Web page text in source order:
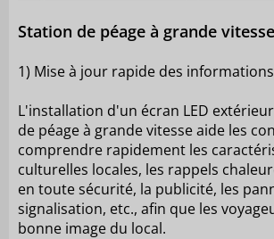
Station de péage à grande vitesse
1) Mise à jour rapide des
L'installation d'un écran LED
de péage à grande vitesse aide les
comprendre rapidement les
culturelles locales, les rappels
en toute sécurité, la publicité, les
signalisation, etc., afin que les
bonne image du local.